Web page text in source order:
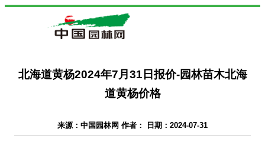
北海道黄杨2024年7月31日报价-园林苗木北海
道黄杨价格
来源：中国园林网 作者： 日期：2024-07-31